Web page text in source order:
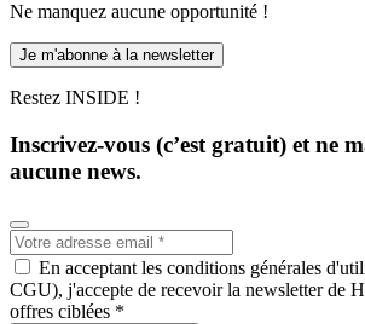
Ne manquez aucune opportunité !
Je m'abonne à la newsletter
Restez INSIDE !
Inscrivez-vous (c’est gratuit) et ne
aucune news.
En acceptant les conditions générales
CGU), j'accepte de recevoir la newsletter de
offres ciblées *